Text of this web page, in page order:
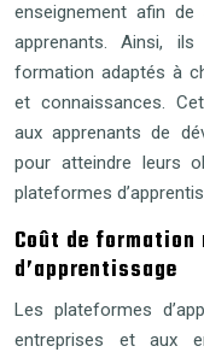
enseignement afin de
apprenants. Ainsi,
formation adaptés à
et connaissances.
aux apprenants de
pour atteindre leurs
plateformes
Coût de
d’apprentissage
Les plateformes
entreprises et aux